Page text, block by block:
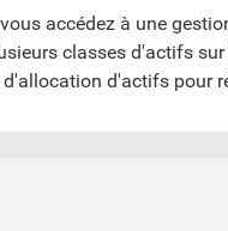
accédez à une
classes d'actifs
d'actifs pour